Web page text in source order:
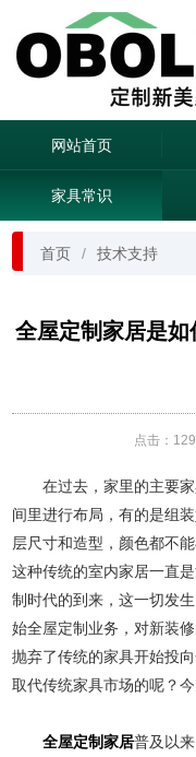
网站首页
家具常识
首页 技术支持
全屋定制家居是
点击： 129
在过去，家里的主要家
间里进行布局，有的是组
层尺寸和造型，颜色都不
这种传统的室内家居一直
制时代的到来，这一切发
始全屋定制业务，对新装
抛弃了传统的家具开始投
取代传统家具市场的呢？
全屋定制家居普及以